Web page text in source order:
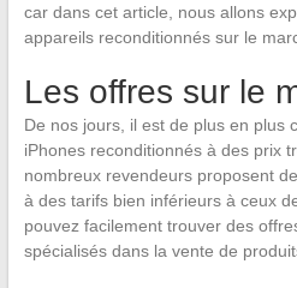
car dans cet article, nous allons
appareils reconditionnés sur le
Les offres sur le
De nos jours, il est de plus en plus
iPhones reconditionnés à des prix
nombreux revendeurs proposent
à des tarifs bien inférieurs à ceux
pouvez facilement trouver des
spécialisés dans la vente de